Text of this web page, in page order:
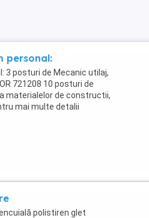
personal:
3 posturi de Mecanic utilaj,
721208 10 posturi de
materialelor de constructii,
mai multe detalii
polistiren glet